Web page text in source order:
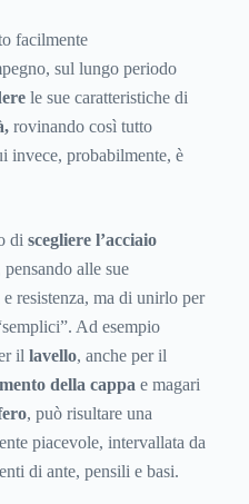
facilmente
sul lungo periodo
le sue caratteristiche di
rovinando così tutto
invece, probabilmente, è
di scegliere l’acciaio
pensando alle sue
resistenza, ma di unirlo per
Ad esempio
il lavello, anche per il
della cappa e magari
, può risultare una
piacevole, intervallata da
di ante, pensili e basi.